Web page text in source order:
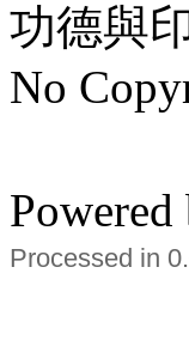
功德與
No
Powered
Processed in